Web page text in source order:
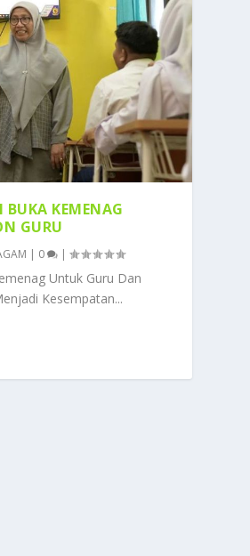
BUKA KEMENAG
GURU
| 0 |
Untuk Guru Dan
Kesempatan...